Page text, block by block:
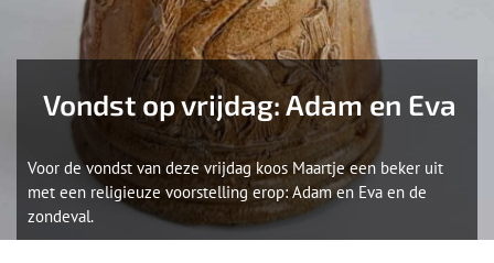
Vondst op vrijdag: Adam en Eva
Voor de vondst van deze vrijdag koos Maartje een beker uit
met een religieuze voorstelling erop: Adam en Eva en de
zondeval.